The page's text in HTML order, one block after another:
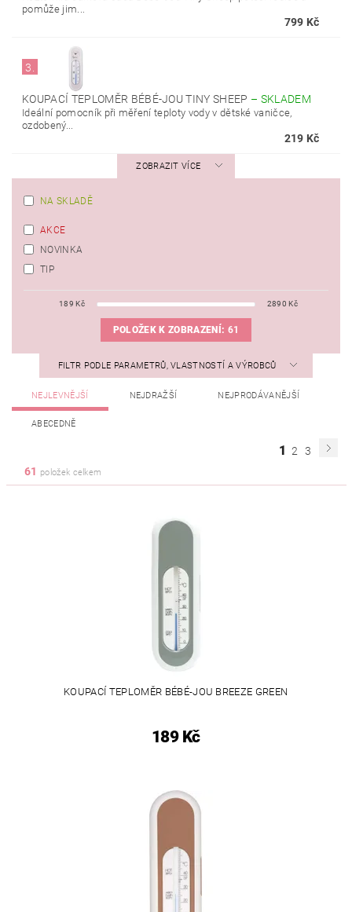
pomůže jim...
799 Kč
3.
KOUPACÍ TEPLOMĚR BÉBÉ-JOU TINY SHEEP – SKLADEM
Ideální pomocník při měření teploty vody v dětské vaničce,
ozdobený...
219 Kč
ZOBRAZIT VÍCE
NA SKLADĚ
AKCE
NOVINKA
TIP
189 Kč 2890 Kč
POLOŽEK K ZOBRAZENÍ: 61
FILTR PODLE PARAMETRŮ, VLASTNOSTÍ A VÝROBCŮ
NEJLEVNĚJŠÍ NEJDRAŽŠÍ NEJPRODÁVANĚJŠÍ
ABECEDNĚ
1 2
3
61 položek celkem
KOUPACÍ TEPLOMĚR BÉBÉ-JOU BREEZE GREEN
189 Kč